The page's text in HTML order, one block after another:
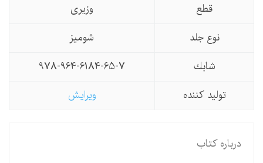
قطع
وزیری
نوع جلد
شومیز
شابك
978-964-6184-65-7
تولید كننده
ویرایش
درباره کتاب